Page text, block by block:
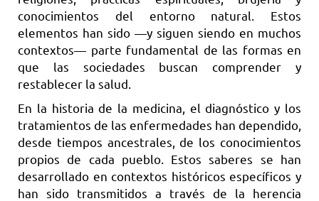
conocimientos del entorno natural. Estos
elementos han sido —y siguen siendo en muchos
contextos— parte fundamental de las formas en
que las sociedades buscan comprender y
restablecer la salud.
En la historia de la medicina, el diagnóstico y los
tratamientos de las enfermedades han dependido,
desde tiempos ancestrales, de los conocimientos
propios de cada pueblo. Estos saberes se han
desarrollado en contextos históricos específicos y
han sido transmitidos a través de la herencia